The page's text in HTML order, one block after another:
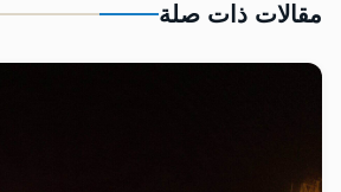
مقالات ذات صلة